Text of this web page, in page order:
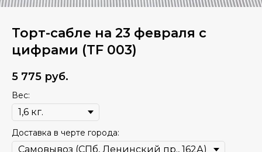
Торт-сабле на 23 февраля с
цифрами (TF 003)
5 775 руб.
Вес:
Доставка в черте города: